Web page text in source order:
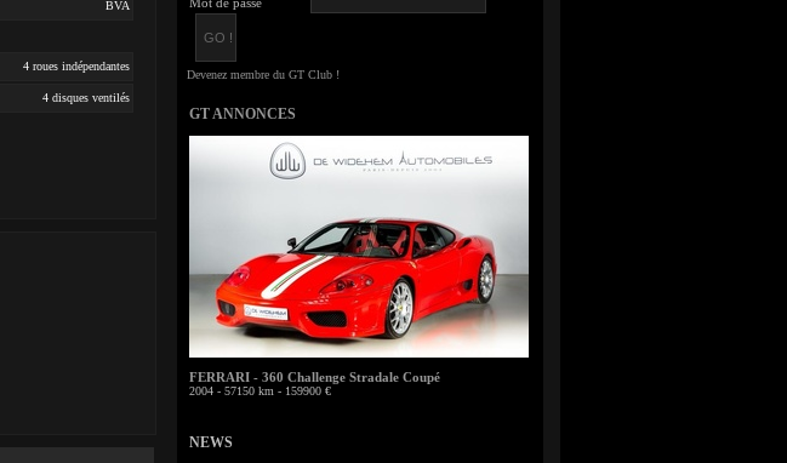
BVA
4 roues indépendantes
4 disques ventilés
GT ANNONCES
FERRARI - 360 Challenge Stradale Coupé
2004 - 57150 km - 159900 €
NEWS